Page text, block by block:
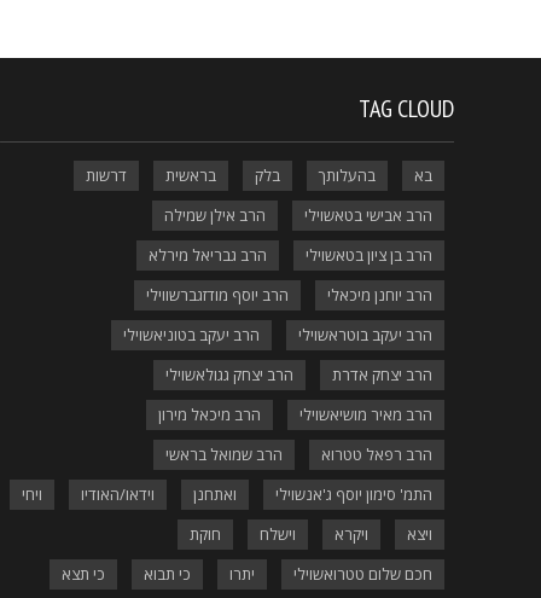
TAG CLOUD
בא בהעלותך בלק בראשית
דרשות
הרב אבישי בטאשוילי
הרב אילן שמילה
הרב בן ציון בטאשוילי
הרב גבריאל מירלא
הרב יוחנן מיכאלי
הרב יוסף מודזגברשווילי
הרב יעקב בוטראשוילי
הרב יעקב בטוניאשוילי
הרב יצחק אדרת
הרב יצחק גגולאשוילי
הרב מאיר מושיאשוילי
הרב מיכאל מירון
הרב רפאל טטרוא
הרב שמואל בראשי
התמ' סימון יוסף ג'אנשוילי
ואתחנן וידאו/האודיו
ויחי
ויצא
ויקרא וישלח
חוקת
חכם שלום טטרואשוילי
יתרו כי תבוא כי תצא